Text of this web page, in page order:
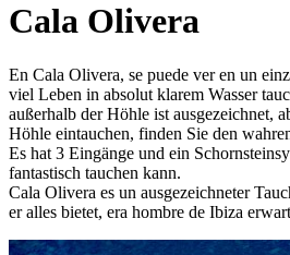
Cala Olivera
En Cala Olivera, se puede ver en un
viel Leben in absolut klarem Wasser
außerhalb der Höhle ist ausgezeichnet,
Höhle eintauchen, finden Sie den
Es hat 3 Eingänge und ein
fantastisch tauchen kann.
Cala Olivera es un ausgezeichneter
er alles bietet, era hombre de Ibiza